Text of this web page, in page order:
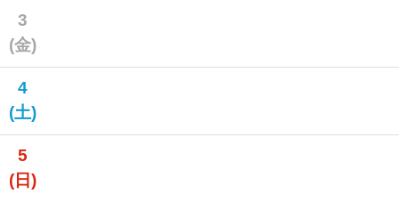
3
(金)
4
(土)
5
(日)